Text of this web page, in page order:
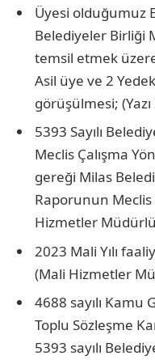
Üyesi olduğumuz
Belediyeler Birliği
temsil etmek
Asil üye ve 2
görüşülmesi;
5393 Sayılı
Meclis Çalışma
gereği Milas
Raporunun
Hizmetler
2023 Mali Yılı
(Mali Hizmetler
4688 sayılı Kamu
Toplu Sözleşme
5393 sayılı